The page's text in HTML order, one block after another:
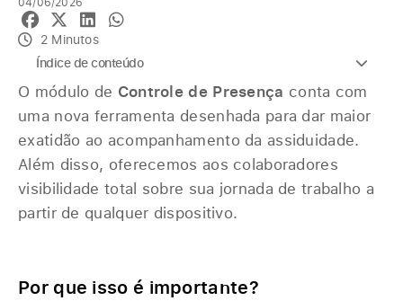
2 Minutos
Índice de conteúdo
O módulo de Controle de Presença conta com
uma nova ferramenta desenhada para dar maior
exatidão ao acompanhamento da assiduidade.
Além disso, oferecemos aos colaboradores
visibilidade total sobre sua jornada de trabalho a
partir de qualquer dispositivo.
Por que isso é importante?